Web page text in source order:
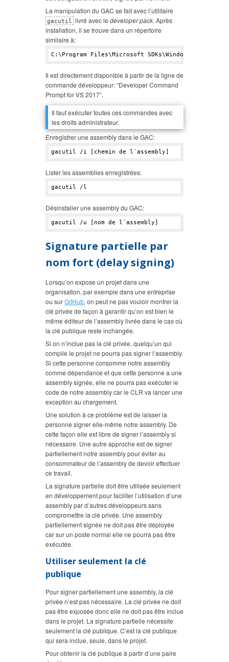
La manipulation du GAC se fait avec l’utilitaire
gacutil livré avec le developer pack. Après
installation, il se trouve dans un répertoire
similaire à:
C:\Program Files\Microsoft SDKs\Windows\v10.
Il est directement disponible à partir de la ligne de
commande développeur: “Developer Command
Prompt for VS 2017”.
Il faut exécuter toutes ces commandes avec
les droits administrateur.
Enregistrer une assembly dans le GAC:
Lister les assemblies enregistrées:
Désinstaller une assembly du GAC:
Signature partielle par
nom fort (delay signing)
Lorsqu’on expose un projet dans une
organisation, par exemple dans une entreprise
ou surGitHub, on peut ne pas vouloir montrer la
clé privée de façon à garantir qu’on est bien le
même éditeur de l’assembly livrée dans le cas où
la clé publique reste inchangée.
Si on n’inclue pas la clé privée, quelqu’un qui
compile le projet ne pourra pas signer l’assembly.
Si cette personne consomme notre assembly
comme dépendance et que cette personne a une
assembly signée, elle ne pourra pas exécuter le
code de notre assembly car le CLR va lancer une
exception au chargement.
Une solution à ce problème est de laisser la
personne signer elle-même notre assembly. De
cette façon elle est libre de signer l’assembly si
nécessaire. Une autre approche est de signer
partiellement notre assembly pour éviter au
consommateur de l’assembly de devoir effectuer
ce travail.
La signature partielle doit être utilisée seulement
en développement pour faciliter l’utilisation d’une
assembly par d’autres développeurs sans
compromettre la clé privée. Une assembly
partiellement signée ne doit pas être déployée
car sur un poste normal elle ne pourra pas être
exécutée.
Utiliser seulement la clé
publique
Pour signer partiellement une assembly, la clé
privée n’est pas nécessaire. La clé privée ne doit
pas être exposée donc elle ne doit pas être inclue
dans le projet. La signature partielle nécessite
seulement la clé publique. C’est la clé publique
qui sera inclue, seule, dans le projet.
Pour obtenir la clé publique à partir d’une paire